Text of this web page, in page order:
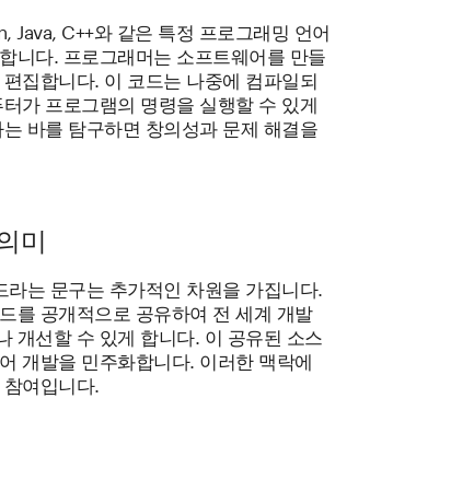
Java, C++와 같은 특정 프로그래밍 언어
니다. 프로그래머는 소프트웨어를 만들
집합니다. 이 코드는 나중에 컴파일되
가 프로그램의 명령을 실행할 수 있게
바를 탐구하면 창의성과 문제 해결을
미
는 문구는 추가적인 차원을 가집니다.
를 공개적으로 공유하여 전 세계 개발
개선할 수 있게 합니다. 이 공유된 소스
개발을 민주화합니다. 이러한 맥락에
여입니다.